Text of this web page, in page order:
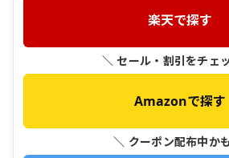
楽天で探す
＼ セール・割引をチェ
Amazonで探す
＼ クーポン配布中か